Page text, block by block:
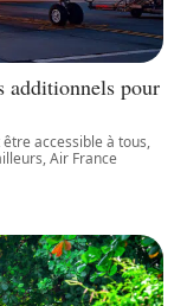
additionnels pour
être accessible à tous,
Air France